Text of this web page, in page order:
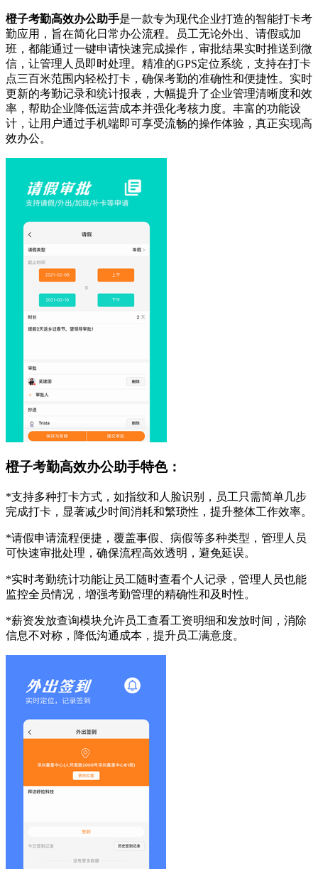
橙子考勤高效办公助手是一款专为现代企业打造的智能打卡考
勤应用，旨在简化日常办公流程。员工无论外出、请假或加
班，都能通过一键申请快速完成操作，审批结果实时推送到微
信，让管理人员即时处理。精准的GPS定位系统，支持在打卡
点三百米范围内轻松打卡，确保考勤的准确性和便捷性。实时
更新的考勤记录和统计报表，大幅提升了企业管理清晰度和效
率，帮助企业降低运营成本并强化考核力度。丰富的功能设
计，让用户通过手机端即可享受流畅的操作体验，真正实现高
效办公。
橙子考勤高效办公助手特色：
*支持多种打卡方式，如指纹和人脸识别，员工只需简单几步
完成打卡，显著减少时间消耗和繁琐性，提升整体工作效率。
*请假申请流程便捷，覆盖事假、病假等多种类型，管理人员
可快速审批处理，确保流程高效透明，避免延误。
*实时考勤统计功能让员工随时查看个人记录，管理人员也能
监控全员情况，增强考勤管理的精确性和及时性。
*薪资发放查询模块允许员工查看工资明细和发放时间，消除
信息不对称，降低沟通成本，提升员工满意度。